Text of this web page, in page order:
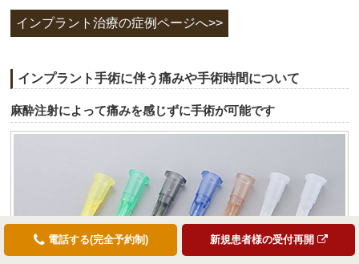
インプラント治療の症例ページへ>>
インプラント手術に伴う痛みや手術時間について
麻酔注射によって痛みを感じずに手術が可能です
電話する(完全予約制) 新規患者様の受付再開